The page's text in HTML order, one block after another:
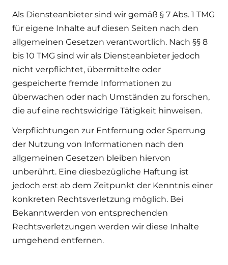
Als Diensteanbieter sind wir gemäß § 7 Abs. 1 TMG
für eigene Inhalte auf diesen Seiten nach den
allgemeinen Gesetzen verantwortlich. Nach §§ 8
bis 10 TMG sind wir als Diensteanbieter jedoch
nicht verpflichtet, übermittelte oder
gespeicherte fremde Informationen zu
überwachen oder nach Umständen zu forschen,
die auf eine rechtswidrige Tätigkeit hinweisen.
Verpflichtungen zur Entfernung oder Sperrung
der Nutzung von Informationen nach den
allgemeinen Gesetzen bleiben hiervon
unberührt. Eine diesbezügliche Haftung ist
jedoch erst ab dem Zeitpunkt der Kenntnis einer
konkreten Rechtsverletzung möglich. Bei
Bekanntwerden von entsprechenden
Rechtsverletzungen werden wir diese Inhalte
umgehend entfernen.